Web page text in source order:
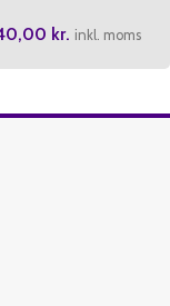
kr. inkl. moms